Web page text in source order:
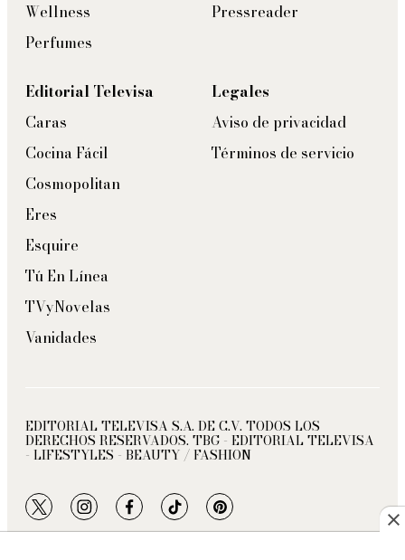
Wellness
Perfumes
Pressreader
Editorial Televisa
Caras
Cocina Fácil
Cosmopolitan
Eres
Esquire
Tú En Línea
TVyNovelas
Vanidades
Legales
Aviso de privacidad
Términos de servicio
EDITORIAL TELEVISA S.A. DE C.V. TODOS LOS
DERECHOS RESERVADOS. TBG - EDITORIAL TELEVISA
- LIFESTYLES - BEAUTY / FASHION
twitterinstagramfacebooktiktokpinterest